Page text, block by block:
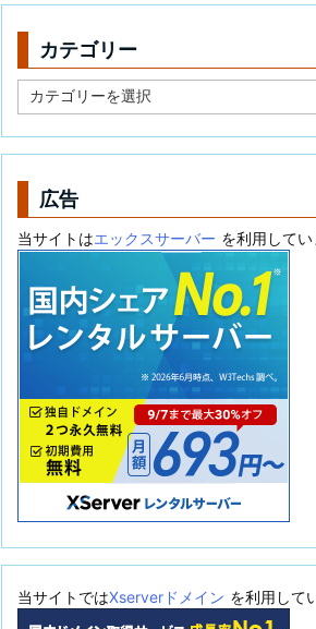
カテゴリー
テ
リ
広告
当サイトはエックスサーバー を利用してい
当サイトではXserverドメイン を利用して